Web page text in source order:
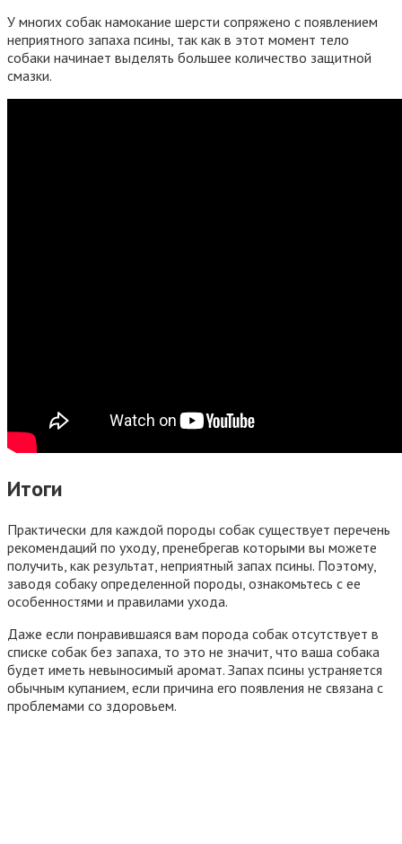
У многих собак намокание шерсти сопряжено с появлением
неприятного запаха псины, так как в этот момент тело
собаки начинает выделять большее количество защитной
смазки.
Итоги
Практически для каждой породы собак существует перечень
рекомендаций по уходу, пренебрегав которыми вы можете
получить, как результат, неприятный запах псины. Поэтому,
заводя собаку определенной породы, ознакомьтесь с ее
особенностями и правилами ухода.
Даже если понравившаяся вам порода собак отсутствует в
списке собак без запаха, то это не значит, что ваша собака
будет иметь невыносимый аромат. Запах псины устраняется
обычным купанием, если причина его появления не связана с
проблемами со здоровьем.